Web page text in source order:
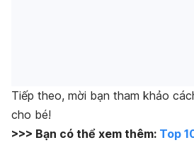
Tiếp theo, mời bạn tham khảo
cho bé!
>>> Bạn có thể xem thêm: Top